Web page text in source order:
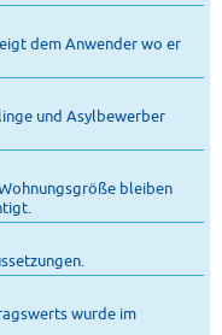
dem Anwender wo er
und Asylbewerber
bleiben
wurde im